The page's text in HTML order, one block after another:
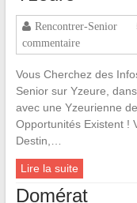
Rencontrer-Senior
commentaire
Vous Cherchez des
Senior sur Yzeure,
avec une Yzeurienne
Opportunités Existent !
Destin,…
Lire la suite
Domérat